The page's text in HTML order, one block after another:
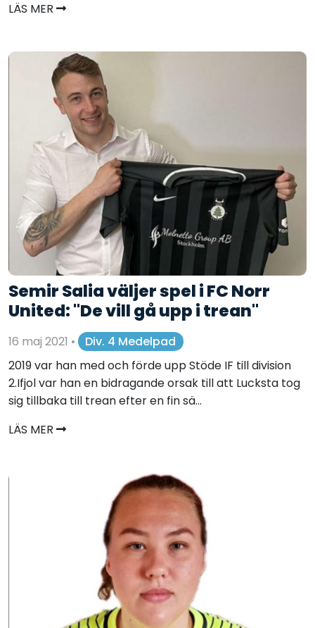
LÄS MER
Semir Salia väljer spel i FC Norr
United: "De vill gå upp i trean"
16 maj 2021 •
Div. 4 Medelpad
2019 var han med och förde upp Stöde IF till division
2.Ifjol var han en bidragande orsak till att Lucksta tog
sig tillbaka till trean efter en fin sä...
LÄS MER